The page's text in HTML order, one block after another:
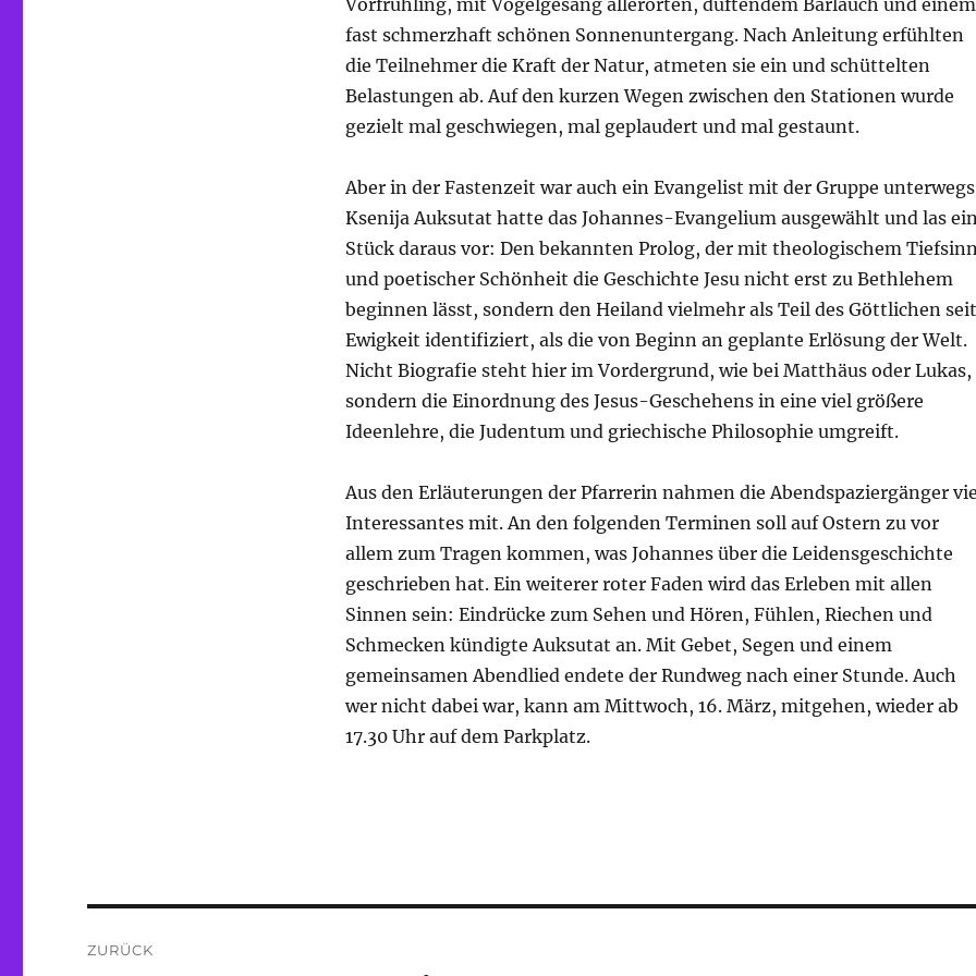
fast schmerzhaft schönen Sonnenuntergang. Nach Anleitung erfühlten
die Teilnehmer die Kraft der Natur, atmeten sie ein und schüttelten
Belastungen ab. Auf den kurzen Wegen zwischen den Stationen wurde
gezielt mal geschwiegen, mal geplaudert und mal gestaunt.
Aber in der Fastenzeit war auch ein Evangelist mit der Gruppe
Ksenija Auksutat hatte das Johannes-Evangelium ausgewählt und las ein
Stück daraus vor: Den bekannten Prolog, der mit theologischem Tiefsinn
und poetischer Schönheit die Geschichte Jesu nicht erst zu Bethlehem
beginnen lässt, sondern den Heiland vielmehr als Teil des Göttlichen seit
Ewigkeit identifiziert, als die von Beginn an geplante Erlösung der Welt.
Nicht Biografie steht hier im Vordergrund, wie bei Matthäus oder Lukas,
sondern die Einordnung des Jesus-Geschehens in eine viel größere
Ideenlehre, die Judentum und griechische Philosophie umgreift.
Aus den Erläuterungen der Pfarrerin nahmen die Abendspaziergänger
Interessantes mit. An den folgenden Terminen soll auf Ostern zu vor
allem zum Tragen kommen, was Johannes über die Leidensgeschichte
geschrieben hat. Ein weiterer roter Faden wird das Erleben mit allen
Sinnen sein: Eindrücke zum Sehen und Hören, Fühlen, Riechen und
Schmecken kündigte Auksutat an. Mit Gebet, Segen und einem
gemeinsamen Abendlied endete der Rundweg nach einer Stunde. Auch
wer nicht dabei war, kann am Mittwoch, 16. März, mitgehen, wieder ab
17.30 Uhr auf dem Parkplatz.
ZURÜCK